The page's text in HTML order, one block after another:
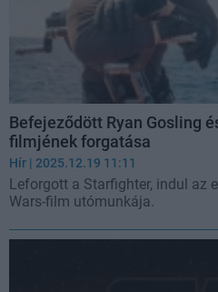
Befejeződött Ryan Gosling
filmjének forgatása
Hír | 2025.12.19 11:11
Leforgott a Starfighter, indul az
Wars-film utómunkája.